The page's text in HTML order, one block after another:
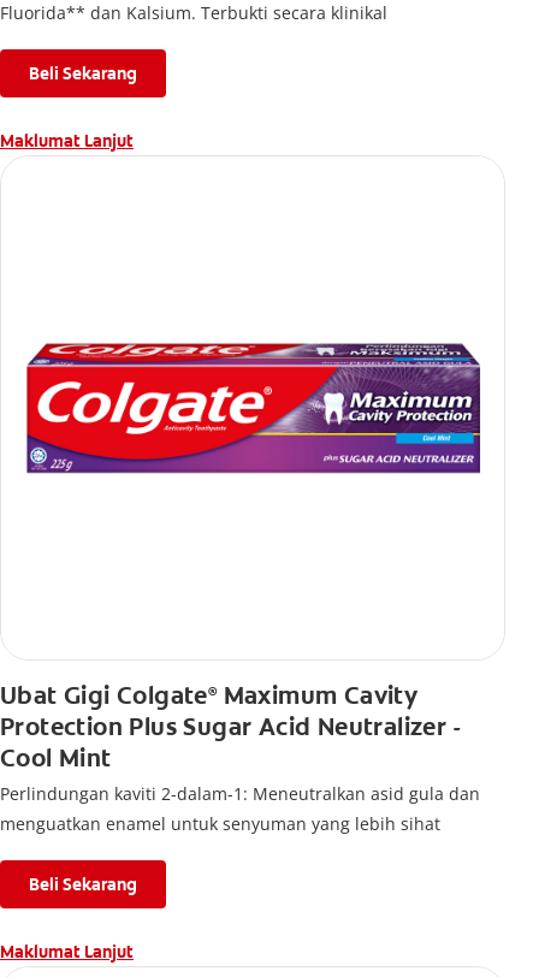
Fluorida** dan Kalsium. Terbukti secara klinikal
Beli Sekarang
Maklumat Lanjut
Ubat Gigi Colgate®Maximum Cavity
Protection Plus Sugar Acid Neutralizer -
Cool Mint
Perlindungan kaviti 2-dalam-1: Meneutralkan asid gula dan
menguatkan enamel untuk senyuman yang lebih sihat
Beli Sekarang
Maklumat Lanjut